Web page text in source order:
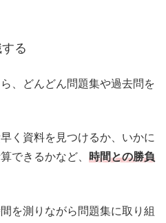
る
、どんどん問題集や過去問を
く資料を見つけるか、いかに
できるかなど、 時間との勝負
を測りながら問題集に取り組